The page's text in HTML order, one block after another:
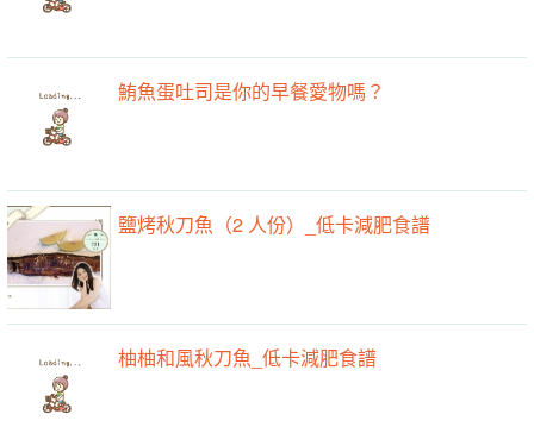
鮪魚蛋吐司是你的早餐愛物嗎？
鹽烤秋刀魚（2 人份）_低卡減肥食譜
柚柚和風秋刀魚_低卡減肥食譜